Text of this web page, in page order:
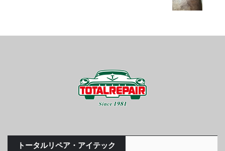
トータルリペア・アイテック